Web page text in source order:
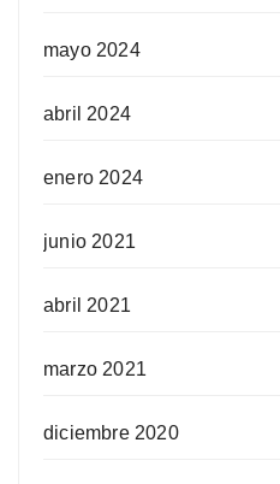
mayo 2024
abril 2024
enero 2024
junio 2021
abril 2021
marzo 2021
diciembre 2020